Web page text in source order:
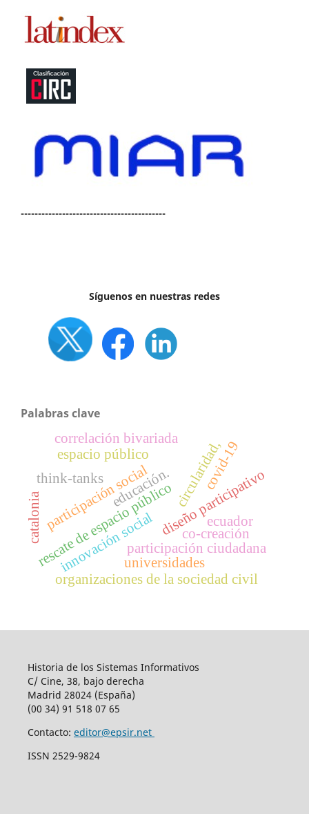
------------------------------------------
Síguenos en nuestras redes
Palabras clave
participación social
participación ciudadana
espacio público
diseño participativo
rescate de espacio público
universidades
circularidad,
co-creación
think-tanks
organizaciones de la sociedad civil
ecuador
correlación bivariada
catalonia
covid-19
educación.
innovación social
Historia de los Sistemas Informativos
C/ Cine, 38, bajo derecha
Madrid 28024 (España)
(00 34) 91 518 07 65
Contacto: editor@epsir.net
ISSN 2529-9824